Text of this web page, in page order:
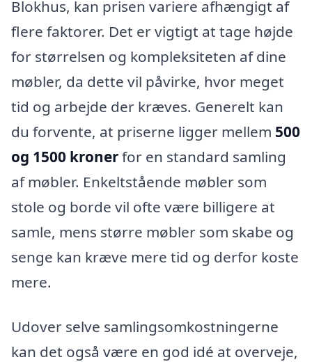
Blokhus, kan prisen variere afhængigt af
flere faktorer. Det er vigtigt at tage højde
for størrelsen og kompleksiteten af dine
møbler, da dette vil påvirke, hvor meget
tid og arbejde der kræves. Generelt kan
du forvente, at priserne ligger mellem 500
og 1500 kronerfor en standard samling
af møbler. Enkeltstående møbler som
stole og borde vil ofte være billigere at
samle, mens større møbler som skabe og
senge kan kræve mere tid og derfor koste
mere.
Udover selve samlingsomkostningerne
kan det også være en god idé at overveje,